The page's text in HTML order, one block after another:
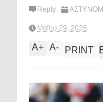
Reply
Μαΐου 29, 2026
A+ A- PRINT